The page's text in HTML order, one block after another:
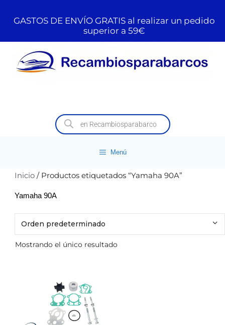
GASTOS DE ENVÍO GRATIS al realizar un pedido
superior a 59€
Menú
Inicio / Productos etiquetados “Yamaha 90A”
Yamaha 90A
Mostrando el único resultado